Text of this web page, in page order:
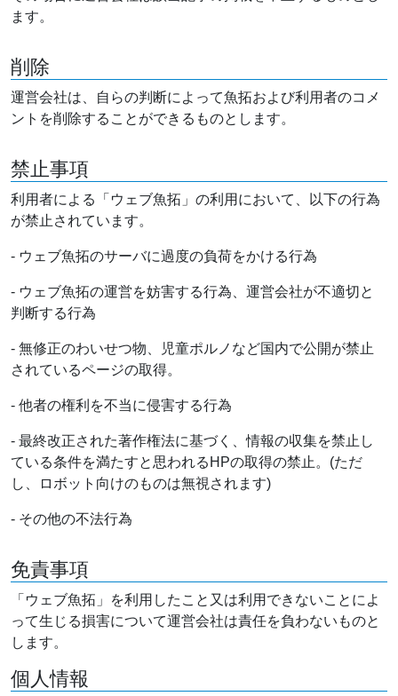
ます。
削除
運営会社は、自らの判断によって魚拓および利用者のコメ
ントを削除することができるものとします。
禁止事項
利用者による「ウェブ魚拓」の利用において、以下の行為
が禁止されています。
- ウェブ魚拓のサーバに過度の負荷をかける行為
- ウェブ魚拓の運営を妨害する行為、運営会社が不適切と
判断する行為
- 無修正のわいせつ物、児童ポルノなど国内で公開が禁止
されているページの取得。
- 他者の権利を不当に侵害する行為
- 最終改正された著作権法に基づく、情報の収集を禁止し
ている条件を満たすと思われるHPの取得の禁止。(ただ
し、ロボット向けのものは無視されます)
- その他の不法行為
免責事項
「ウェブ魚拓」を利用したこと又は利用できないことによ
って生じる損害について運営会社は責任を負わないものと
します。
個人情報